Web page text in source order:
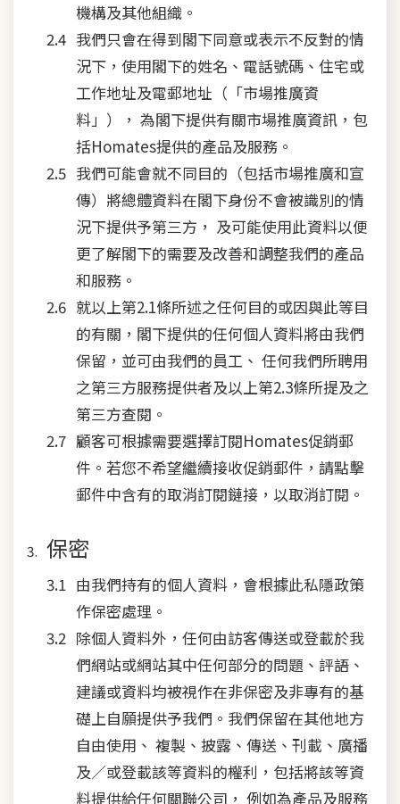
機構及其他組織。
我們只會在得到閣下同意或表示不反對的情
況下，使用閣下的姓名、電話號碼、住宅或
工作地址及電郵地址（「市場推廣資
料」）， 為閣下提供有關市場推廣資訊，包
括Homates提供的產品及服務。
我們可能會就不同目的（包括市場推廣和宣
傳）將總體資料在閣下身份不會被識別的情
況下提供予第三方， 及可能使用此資料以便
更了解閣下的需要及改善和調整我們的產品
和服務。
就以上第2.1條所述之任何目的或因與此等目
的有關，閣下提供的任何個人資料將由我們
保留，並可由我們的員工、 任何我們所聘用
之第三方服務提供者及以上第2.3條所提及之
第三方查閱。
顧客可根據需要選擇訂閱Homates促銷郵
件。若您不希望繼續接收促銷郵件，請點擊
郵件中含有的取消訂閱鏈接，以取消訂閱。
保密
由我們持有的個人資料，會根據此私隱政策
作保密處理。
除個人資料外，任何由訪客傳送或登載於我
們網站或網站其中任何部分的問題、評語、
建議或資料均被視作在非保密及非專有的基
礎上自願提供予我們。我們保留在其他地方
自由使用、 複製、披露、傳送、刊載、廣播
及／或登載該等資料的權利，包括將該等資
料提供給任何關聯公司， 例如為產品及服務